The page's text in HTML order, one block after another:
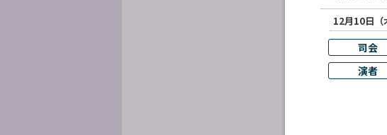
12月10日
司会
演者